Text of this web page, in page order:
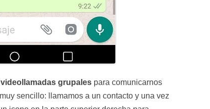
videollamadas grupales para comunicarnos
sencillo: llamamos a un contacto y una vez